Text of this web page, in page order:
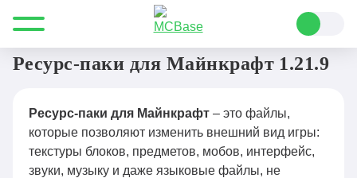
Все для Minecraft Ресурс-паки
Ресурс-паки для Майнкрафт 1.21.9
Ресурс-паки для Майнкрафт – это файлы,
которые позволяют изменить внешний вид игры:
текстуры блоков, предметов, мобов, интерфейс,
звуки, музыку и даже языковые файлы, не